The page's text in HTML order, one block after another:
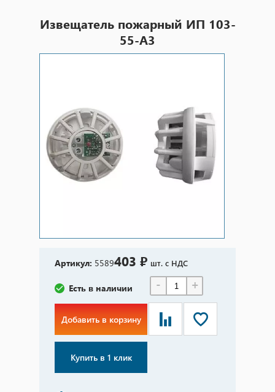
Извещатель пожарный ИП 103-
55-А3
Артикул: 5589403 ₽ шт. с НДС
Есть в наличии - +
Добавить в корзину
Купить в 1 клик